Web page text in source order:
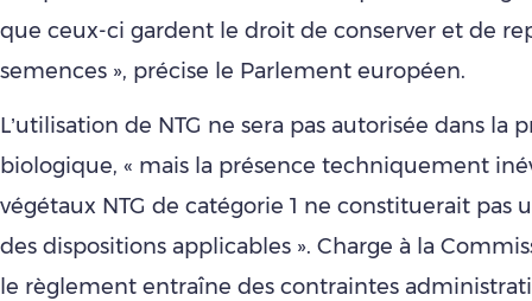
que ceux-ci gardent le droit de conserver et de
semences », précise le Parlement européen.
L’utilisation de NTG ne sera pas autorisée dans la
biologique, « mais la présence techniquement
végétaux NTG de catégorie 1 ne constituerait pas
des dispositions applicables ». Charge à la
le règlement entraîne des contraintes